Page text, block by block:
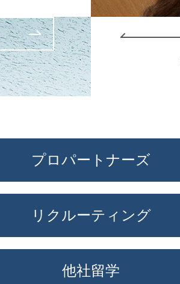
プロパートナーズ
リクルーティング
他社留学